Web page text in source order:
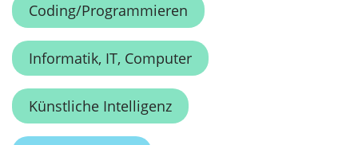
Coding/Programmieren
Informatik, IT, Computer
Künstliche Intelligenz